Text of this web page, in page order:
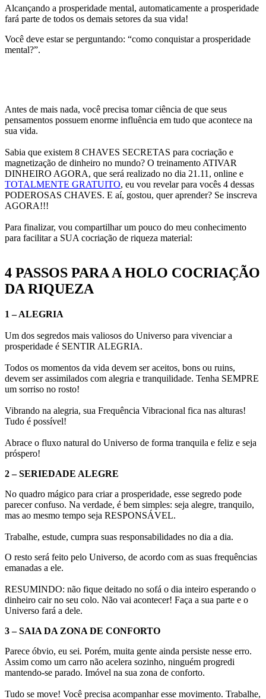
Alcançando a prosperidade mental, automaticamente a prosperidade
fará parte de todos os demais setores da sua vida!
Você deve estar se perguntando: “como conquistar a prosperidade
mental?”.
Antes de mais nada, você precisa tomar ciência de que seus
pensamentos possuem enorme influência em tudo que acontece na
sua vida.
Sabia que existem 8 CHAVES SECRETAS para cocriação e
magnetização de dinheiro no mundo? O treinamento ATIVAR
DINHEIRO AGORA, que será realizado no dia 21.11, online e
TOTALMENTE GRATUITO, eu vou revelar para vocês 4 dessas
PODEROSAS CHAVES. E aí, gostou, quer aprender? Se inscreva
AGORA!!!
Para finalizar, vou compartilhar um pouco do meu conhecimento
para facilitar a SUA cocriação de riqueza material:
4 PASSOS PARA A HOLO COCRIAÇÃO
DA RIQUEZA
1 – ALEGRIA
Um dos segredos mais valiosos do Universo para vivenciar a
prosperidade é SENTIR ALEGRIA.
Todos os momentos da vida devem ser aceitos, bons ou ruins,
devem ser assimilados com alegria e tranquilidade. Tenha SEMPRE
um sorriso no rosto!
Vibrando na alegria, sua Frequência Vibracional fica nas alturas!
Tudo é possível!
Abrace o fluxo natural do Universo de forma tranquila e feliz e seja
próspero!
2 – SERIEDADE ALEGRE
No quadro mágico para criar a prosperidade, esse segredo pode
parecer confuso. Na verdade, é bem simples: seja alegre, tranquilo,
mas ao mesmo tempo seja RESPONSÁVEL.
Trabalhe, estude, cumpra suas responsabilidades no dia a dia.
O resto será feito pelo Universo, de acordo com as suas frequências
emanadas a ele.
RESUMINDO: não fique deitado no sofá o dia inteiro esperando o
dinheiro cair no seu colo. Não vai acontecer! Faça a sua parte e o
Universo fará a dele.
3 – SAIA DA ZONA DE CONFORTO
Parece óbvio, eu sei. Porém, muita gente ainda persiste nesse erro.
Assim como um carro não acelera sozinho, ninguém progredi
mantendo-se parado. Imóvel na sua zona de conforto.
Tudo se move! Você precisa acompanhar esse movimento. Trabalhe,